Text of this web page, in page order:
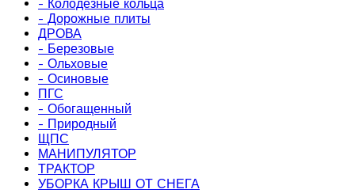
- Колодезные кольца
- Дорожные плиты
ДРОВА
- Березовые
- Ольховые
- Осиновые
ПГС
- Обогащенный
- Природный
ЩПС
МАНИПУЛЯТОР
ТРАКТОР
УБОРКА КРЫШ ОТ СНЕГА